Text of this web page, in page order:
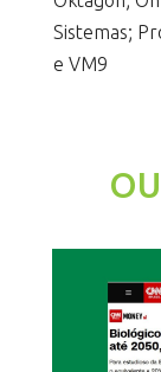
Sistemas;
e VM9